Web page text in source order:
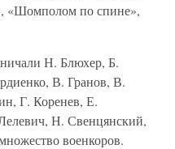
«Шомполом по спине»,
Н. Блюхер, Б.
В. Гранов, В.
Г. Коренев, Е.
Н. Свенцянский,
военкоров.